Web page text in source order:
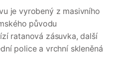
je vyrobený z masivního
původu
ratanová zásuvka, další
police a vrchní skleněná